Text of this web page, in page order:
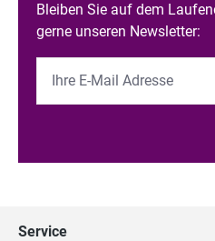
Bleiben Sie auf dem
gerne unseren Newsletter:
Service